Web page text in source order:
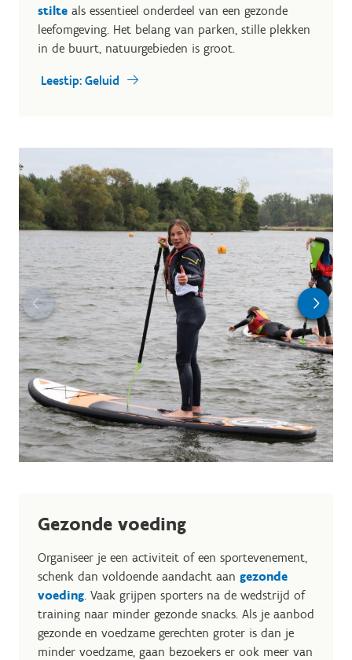
stilte als essentieel onderdeel van een gezonde
leefomgeving. Het belang van parken, stille plekken
in de buurt, natuurgebieden is groot.
Leestip: Geluid
Gezonde voeding
Organiseer je een activiteit of een sportevenement,
schenk dan voldoende aandacht aan gezonde
voeding. Vaak grijpen sporters na de wedstrijd of
training naar minder gezonde snacks. Als je aanbod
gezonde en voedzame gerechten groter is dan je
minder voedzame, gaan bezoekers er ook meer van